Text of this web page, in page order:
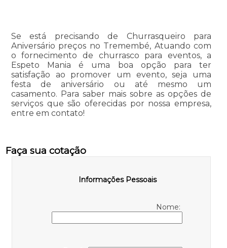
Se está precisando de Churrasqueiro para
Aniversário preços no Tremembé, Atuando com
o fornecimento de churrasco para eventos, a
Espeto Mania é uma boa opção para ter
satisfação ao promover um evento, seja uma
festa de aniversário ou até mesmo um
casamento. Para saber mais sobre as opções de
serviços que são oferecidas por nossa empresa,
entre em contato!
Faça sua cotação
Informações Pessoais
Nome: